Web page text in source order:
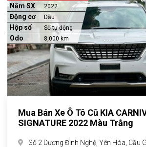
Năm SX 2022
Động cơ Dầu
Hộp số Số tự động
Odo 8,000 km
Mua Bán Xe Ô Tô Cũ KIA
SIGNATURE 2022 Màu Trắng
Số 2 Dương Đình Nghệ, Yên Hòa, Cầu